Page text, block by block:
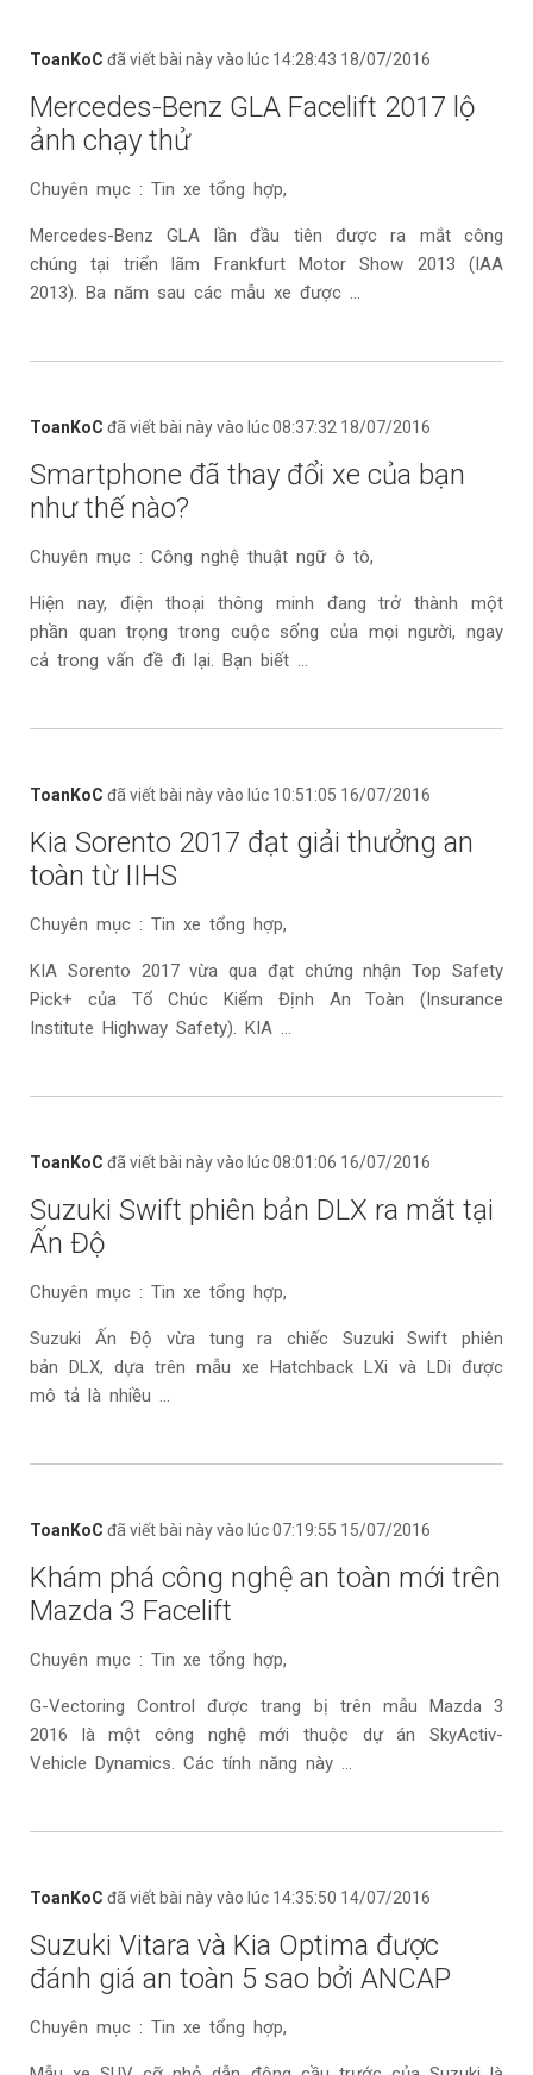
ToanKoC đã viết bài này vào lúc 14:28:43 18/07/2016
Mercedes-Benz GLA Facelift 2017 lộ
ảnh chạy thử
Chuyên mục : Tin xe tổng hợp,
Mercedes-Benz GLA lần đầu tiên được ra mắt công
chúng tại triển lãm Frankfurt Motor Show 2013 (IAA
2013). Ba năm sau các mẫu xe được ...
ToanKoC đã viết bài này vào lúc 08:37:32 18/07/2016
Smartphone đã thay đổi xe của bạn
như thế nào?
Chuyên mục : Công nghệ thuật ngữ ô tô,
Hiện nay, điện thoại thông minh đang trở thành một
phần quan trọng trong cuộc sống của mọi người, ngay
cả trong vấn đề đi lại. Bạn biết ...
ToanKoC đã viết bài này vào lúc 10:51:05 16/07/2016
Kia Sorento 2017 đạt giải thưởng an
toàn từ IIHS
Chuyên mục : Tin xe tổng hợp,
KIA Sorento 2017 vừa qua đạt chứng nhận Top Safety
Pick+ của Tổ Chúc Kiểm Định An Toàn (Insurance
Institute Highway Safety). KIA ...
ToanKoC đã viết bài này vào lúc 08:01:06 16/07/2016
Suzuki Swift phiên bản DLX ra mắt tại
Ấn Độ
Chuyên mục : Tin xe tổng hợp,
Suzuki Ấn Độ vừa tung ra chiếc Suzuki Swift phiên
bản DLX, dựa trên mẫu xe Hatchback LXi và LDi được
mô tả là nhiều ...
ToanKoC đã viết bài này vào lúc 07:19:55 15/07/2016
Khám phá công nghệ an toàn mới trên
Mazda 3 Facelift
Chuyên mục : Tin xe tổng hợp,
G-Vectoring Control được trang bị trên mẫu Mazda 3
2016 là một công nghệ mới thuộc dự án SkyActiv-
Vehicle Dynamics. Các tính năng này ...
ToanKoC đã viết bài này vào lúc 14:35:50 14/07/2016
Suzuki Vitara và Kia Optima được
đánh giá an toàn 5 sao bởi ANCAP
Chuyên mục : Tin xe tổng hợp,